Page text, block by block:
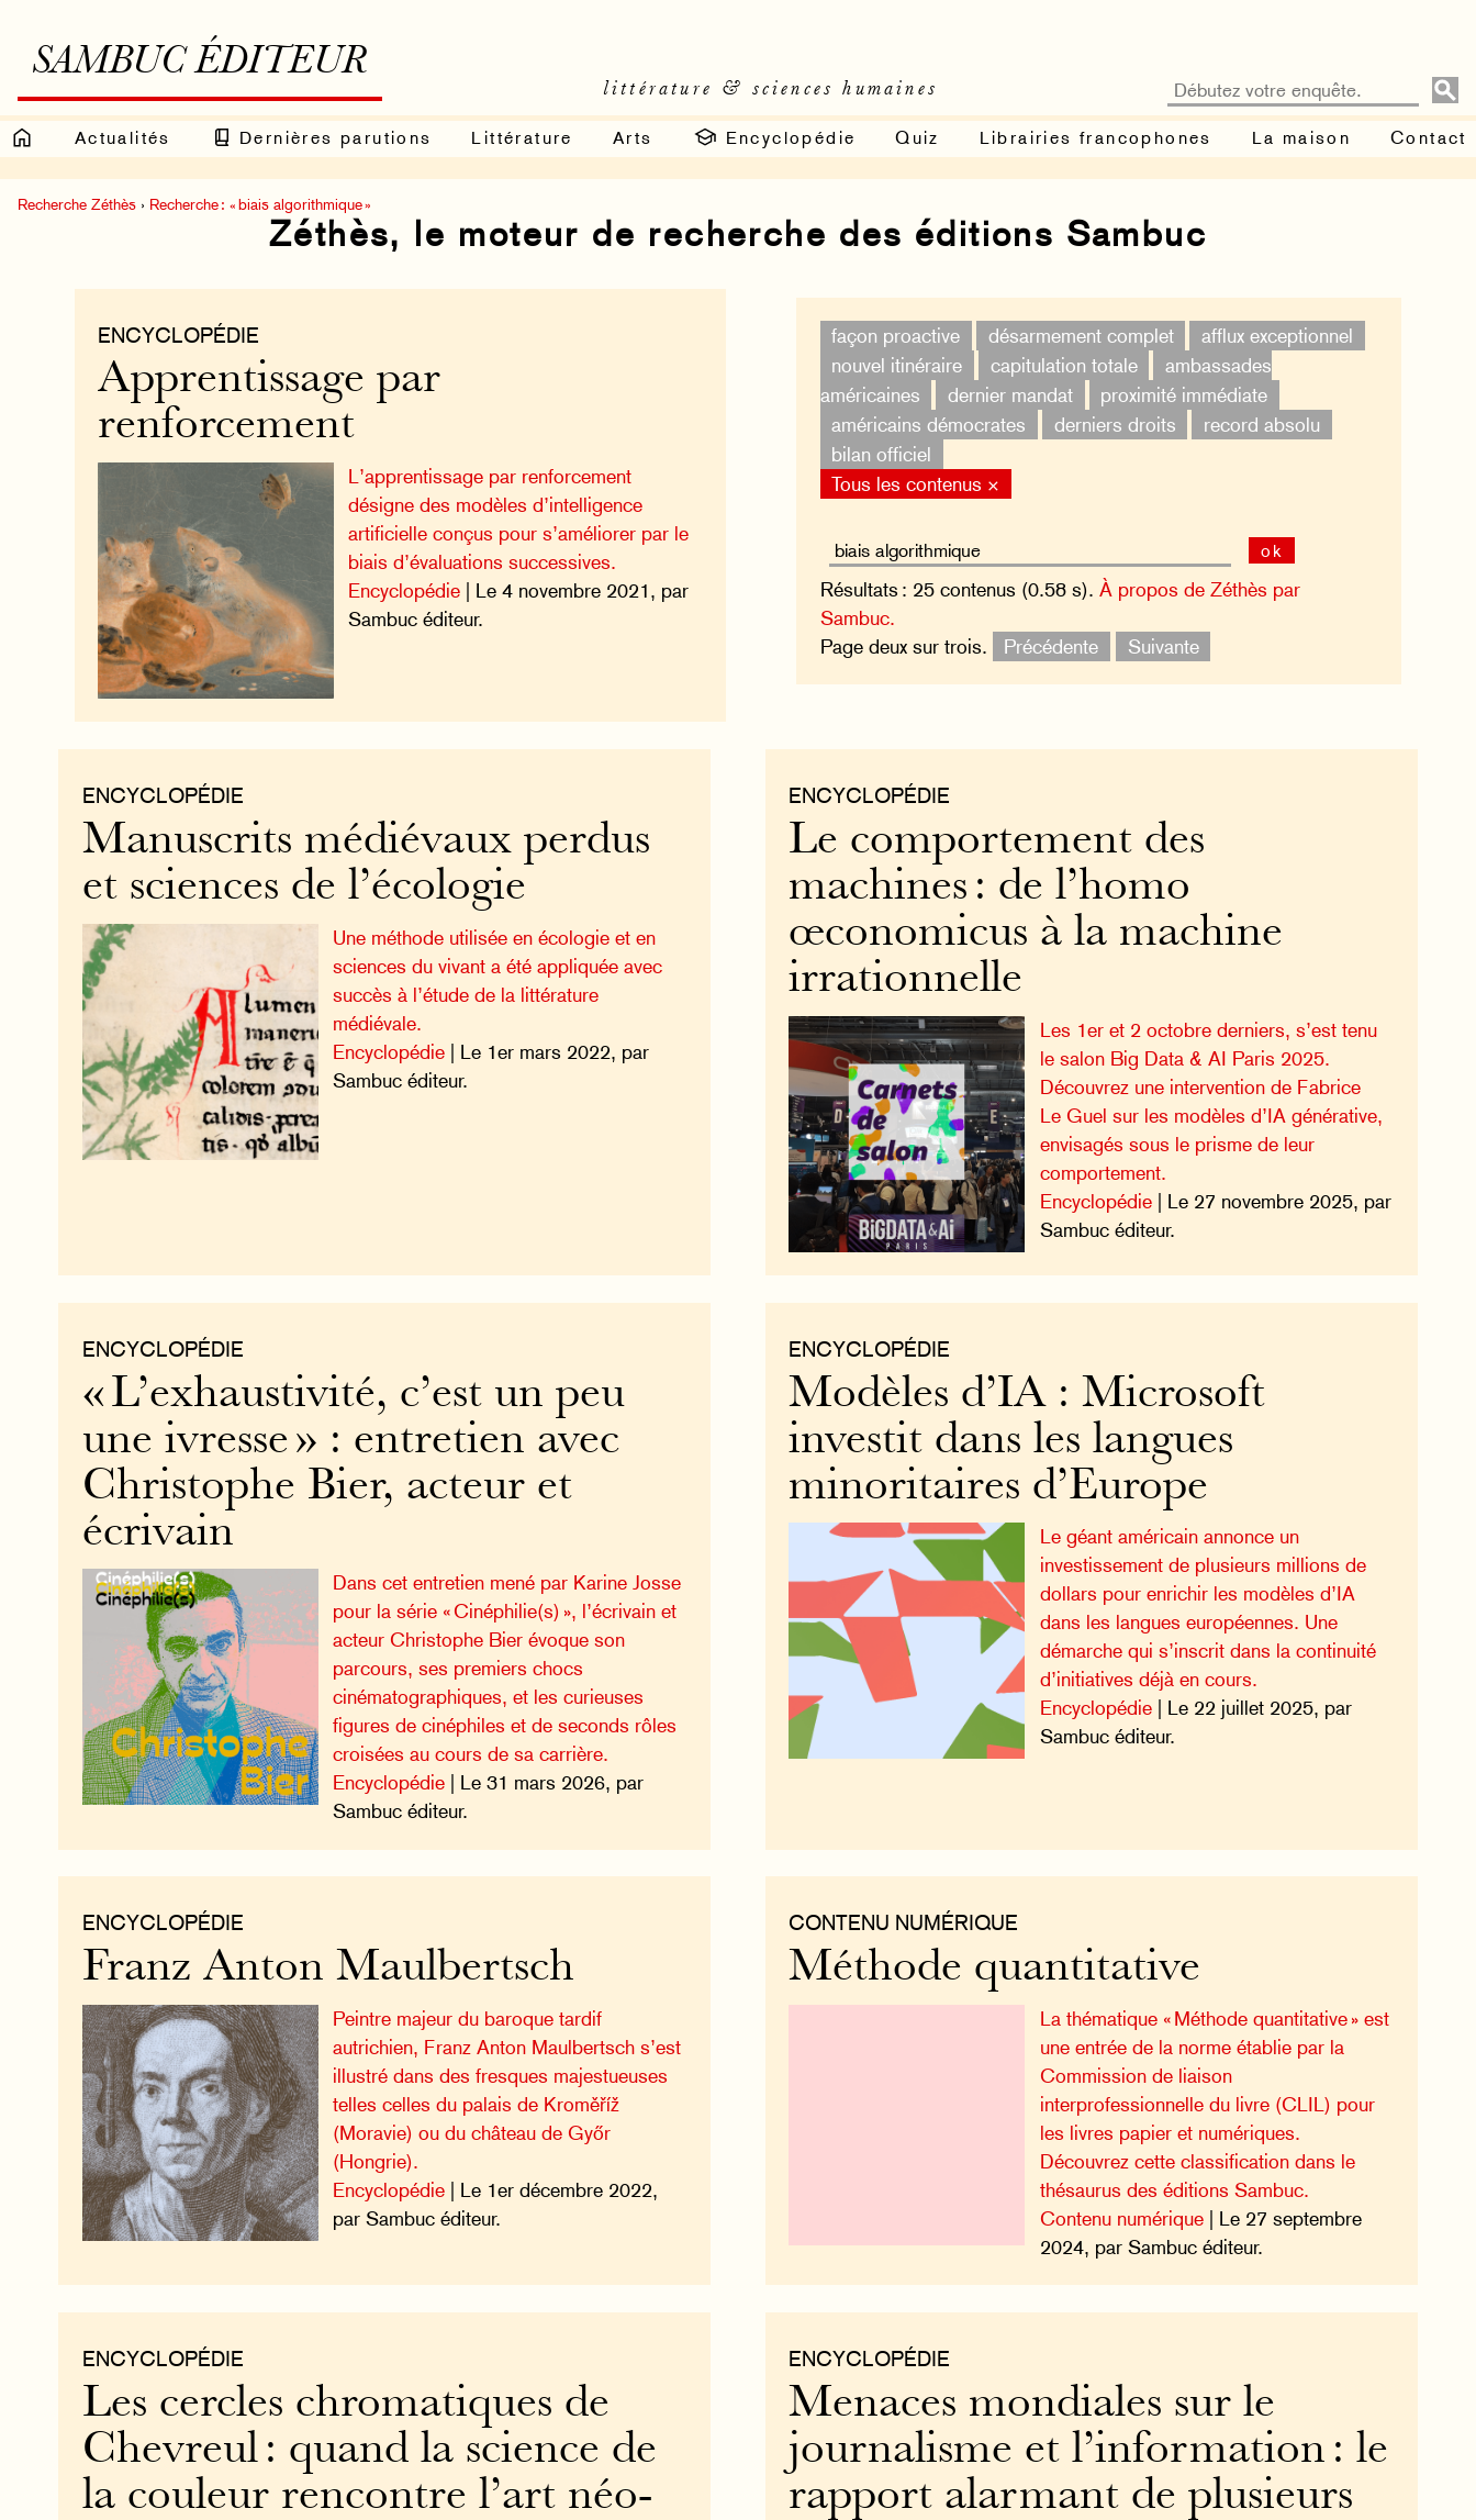
SAMBUC ÉDITEUR
littérature & sciences humaines
Actualités Dernières parutions Littérature Arts Encyclopédie Quiz Librairies francophones La maison Contact
Recherche Zéthès › Recherche : « biais algorithmique »
Zéthès, le moteur de recherche des éditions Sambuc
façon proactive désarmement complet
afflux exceptionnel
nouvel itinéraire
capitulation totale
ambassades
américaines
dernier mandat
proximité immédiate
américains démocrates
derniers droits
record absolu
bilan officiel
Tous les contenus ×
ok
Résultats : 25 contenus (0.58 s). À propos de Zéthès par
Sambuc.
Page deux sur trois.
Précédente Suivante
ENCYCLOPÉDIE
Apprentissage par
renforcement
L’apprentissage par renforcement
désigne des modèles d’intelligence
artificielle conçus pour s’améliorer par le
biais d’évaluations successives.
Encyclopédie | Le 4 novembre 2021, par
Sambuc éditeur.
ENCYCLOPÉDIE
Le comportement des
machines : de l’homo
œconomicus à la machine
irrationnelle
Les 1er et 2 octobre derniers, s’est tenu
le salon Big Data & AI Paris 2025.
Découvrez une intervention de Fabrice
Le Guel sur les modèles d’IA générative,
envisagés sous le prisme de leur
comportement.
Encyclopédie| Le 27 novembre 2025, par
Sambuc éditeur.
ENCYCLOPÉDIE
Manuscrits médiévaux perdus
et sciences de l’écologie
Une méthode utilisée en écologie et en
sciences du vivant a été appliquée avec
succès à l’étude de la littérature
médiévale.
Encyclopédie | Le 1er mars 2022, par
Sambuc éditeur.
ENCYCLOPÉDIE
Modèles d’IA : Microsoft
investit dans les langues
minoritaires d’Europe
Le géant américain annonce un
investissement de plusieurs millions de
dollars pour enrichir les modèles d’IA
dans les langues européennes. Une
démarche qui s’inscrit dans la continuité
d’initiatives déjà en cours.
Encyclopédie| Le 22 juillet 2025, par
Sambuc éditeur.
ENCYCLOPÉDIE
« L’exhaustivité, c’est un peu
une ivresse » : entretien avec
Christophe Bier, acteur et
écrivain
Dans cet entretien mené par Karine Josse
pour la série « Cinéphilie(s) », l’écrivain et
acteur Christophe Bier évoque son
parcours, ses premiers chocs
cinématographiques, et les curieuses
figures de cinéphiles et de seconds rôles
croisées au cours de sa carrière.
Encyclopédie | Le 31 mars 2026, par
Sambuc éditeur.
CONTENU NUMÉRIQUE
Méthode quantitative
La thématique « Méthode quantitative » est
une entrée de la norme établie par la
Commission de liaison
interprofessionnelle du livre (CLIL) pour
les livres papier et numériques.
Découvrez cette classification dans le
thésaurus des éditions Sambuc.
Contenu numérique| Le 27 septembre
2024, par Sambuc éditeur.
ENCYCLOPÉDIE
Franz Anton Maulbertsch
Peintre majeur du baroque tardif
autrichien, Franz Anton Maulbertsch s’est
illustré dans des fresques majestueuses
telles celles du palais de Kroměříž
(Moravie) ou du château de Győr
(Hongrie).
Encyclopédie | Le 1er décembre 2022,
par Sambuc éditeur.
ENCYCLOPÉDIE
Menaces mondiales sur le
journalisme et l’information : le
rapport alarmant de plusieurs
ENCYCLOPÉDIE
Les cercles chromatiques de
Chevreul : quand la science de
la couleur rencontre l’art néo-